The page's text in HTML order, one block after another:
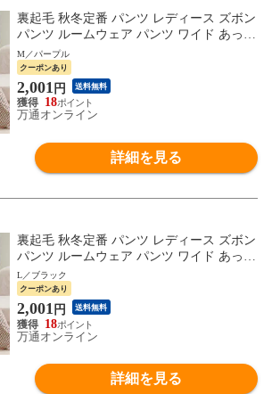
裏起毛 秋冬定番 パンツ レディース ズボン
パンツ ルームウェア パンツ ワイド あった
か ズボン 美脚 ゆったり スウェット 通勤
部屋着 きれいめ 防寒 厚手 体型カバー 選
べる丈 イージーパンツ 高身長 低身長 暖パ
ン 黒 TOKAIZ Lite
M／パープル
クーポンあり
2,001 円 送料無料
18
万通オンライン
詳細を見る
裏起毛 秋冬定番 パンツ レディース ズボン
パンツ ルームウェア パンツ ワイド あった
か ズボン 美脚 ゆったり スウェット 通勤
部屋着 きれいめ 防寒 厚手 体型カバー 選
べる丈 イージーパンツ 高身長 低身長 暖パ
ン 黒 TOKAIZ Lite
L／ブラック
クーポンあり
2,001 円 送料無料
18
万通オンライン
詳細を見る